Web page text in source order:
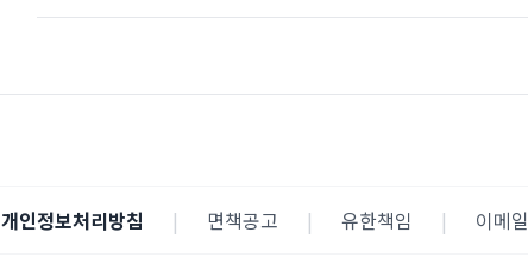
개인정보처리방침 | 면책공고 | 유한책임 | 이메